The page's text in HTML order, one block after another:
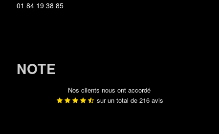
01 84 19 38 85
NOTE
Nos clients nous ont accordé
sur un total de 216avis